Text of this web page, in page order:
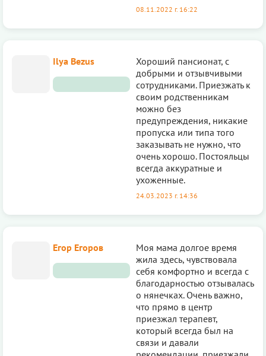
08.11.2022 г. 16:22
Ilya Bezus
Хороший пансионат, с
добрыми и отзывчивыми
сотрудниками. Приезжать к
своим родственникам
можно без
предупреждения, никакие
пропуска или типа того
заказывать не нужно, что
очень хорошо. Постояльцы
всегда аккуратные и
ухоженные.
24.03.2023 г. 14:36
Егор Егоров
Моя мама долгое время
жила здесь, чувствовала
себя комфортно и всегда с
благодарностью отзывалась
о нянечках. Очень важно,
что прямо в центр
приезжал терапевт,
который всегда был на
связи и давали